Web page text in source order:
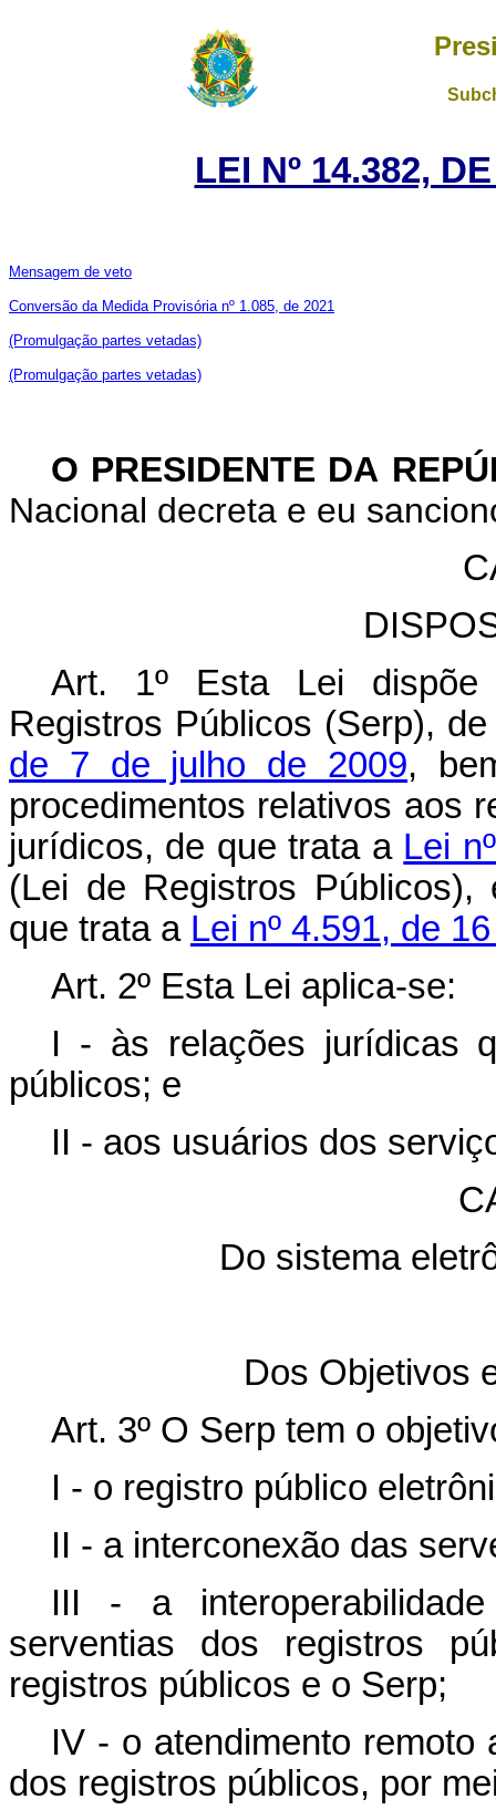
LEI Nº 14.382,
Mensagem de veto
Conversão da Medida Provisória nº 1.085, de 2021
(Promulgação partes vetadas)
(Promulgação partes vetadas)
O PRESIDENTE DA
Nacional decreta e eu
Art. 1º Esta Lei dispõe
Registros Públicos (Serp),
de 7 de julho de 2009,
procedimentos relativos aos
jurídicos, de que trata a Lei
(Lei de Registros Públicos),
que trata a Lei nº 4.591, de
Art. 2º Esta Lei aplica-se:
I - às relações jurídicas
públicos; e
II - aos usuários dos
Do sistema
Dos Objetivos
Art. 3º O Serp tem o
I - o registro público
II - a interconexão das
III - a
serventias dos registros
registros públicos e o Serp;
IV - o atendimento
dos registros públicos, por